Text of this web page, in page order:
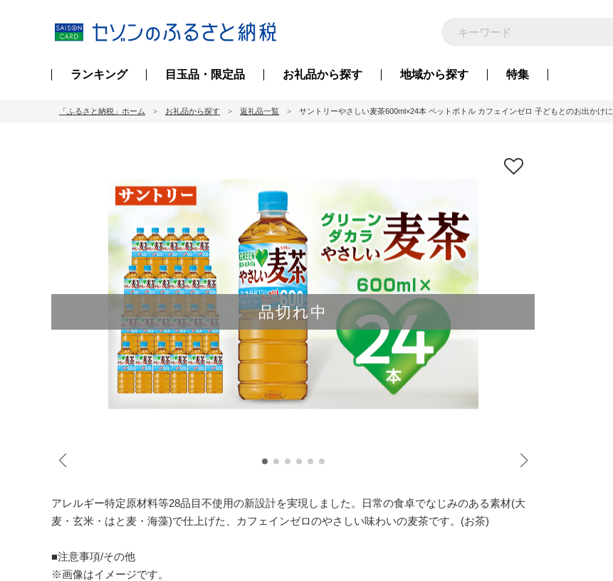
ランキング 目玉品・限定品 お礼品から探す 地域から探す 特集
「ふるさと納税」ホーム お礼品から探す 返礼品一覧 サントリーやさしい麦茶600ml×24本 ペットボトル カフェインゼロ 子どもとのお出か
品切れ中
アレルギー特定原材料等28品目不使用の新設計を実現しました。日常の食卓でなじみのある素材(大
麦・玄米・はと麦・海藻)で仕上げた、カフェインゼロのやさしい味わいの麦茶です。(お茶)
■注意事項/その他
※画像はイメージです。